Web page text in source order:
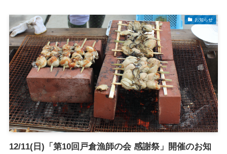
お知らせ
12/11(日)「第10回戸倉漁師の会 感謝祭」開催のお知